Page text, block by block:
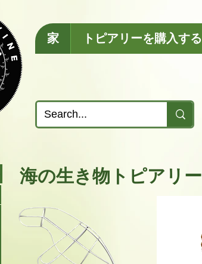
家 トピアリーを購入する
海の生き物トピアリー